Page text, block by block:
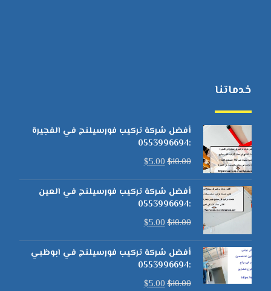
خدماتنا
أفضل شركة تركيب فورسيلنج في الفجيرة
:0553996694
$10.00
$5.00
أفضل شركة تركيب فورسيلنج في العين
:0553996694
$10.00
$5.00
أفضل شركة تركيب فورسيلنج في ابوظبي
:0553996694
$10.00
$5.00